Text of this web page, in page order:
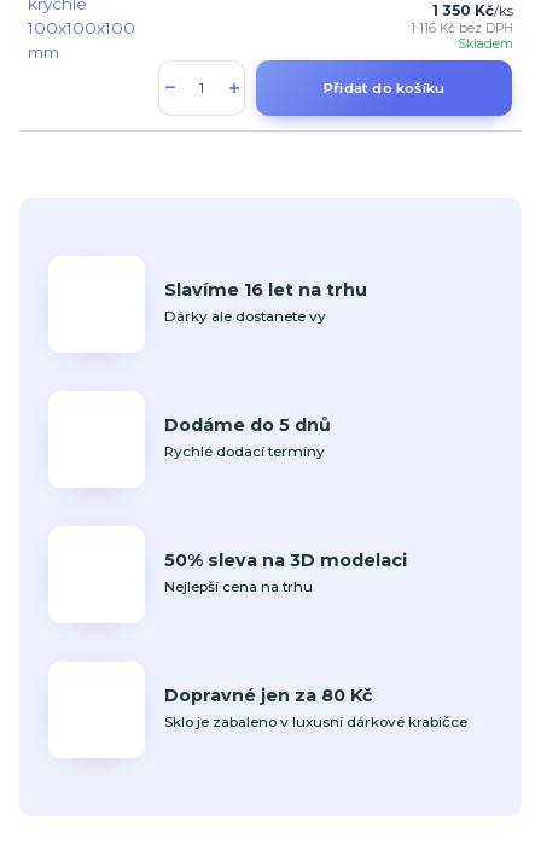
1 350 Kč/ks
1 116 Kč bez DPH
Skladem
Přidat do košíku
Slavíme 16 let na trhu
Dárky ale dostanete vy
Dodáme do 5 dnů
Rychlé dodací termíny
50% sleva na 3D modelaci
Nejlepší cena na trhu
Dopravné jen za 80 Kč
Sklo je zabaleno v luxusní dárkové krabičce